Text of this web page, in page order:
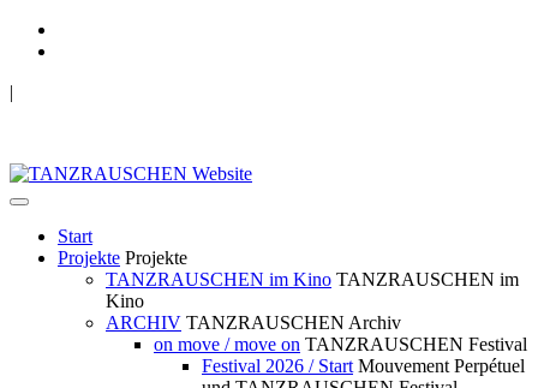
|
Start
Projekte Projekte
TANZRAUSCHEN im Kino TANZRAUSCHEN im
Kino
ARCHIV TANZRAUSCHEN Archiv
on move / move on TANZRAUSCHEN Festival
Festival 2026 / Start Mouvement Perpétuel